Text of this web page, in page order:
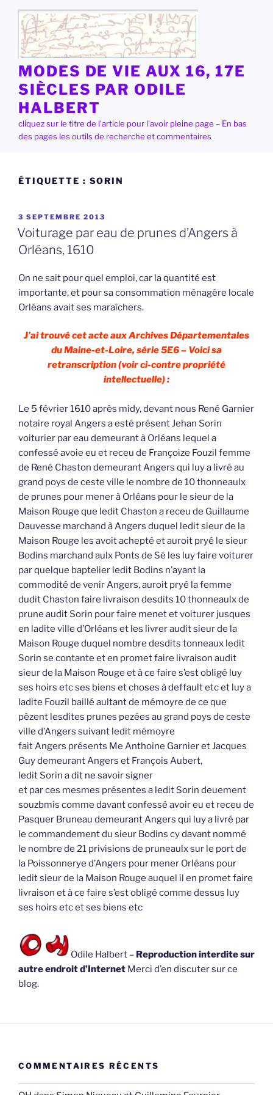
contenu
principal
MODES DE VIE AUX 16, 17E
SIÈCLES PAR ODILE
HALBERT
cliquez sur le titre de l'article pour l'avoir pleine page – En bas
des pages les outils de recherche et commentaires
ÉTIQUETTE : SORIN
PUBLIÉ
LE
3 SEPTEMBRE 2013
Voiturage par eau de prunes d’Angers à
Orléans, 1610
On ne sait pour quel emploi, car la quantité est
importante, et pour sa consommation ménagère locale
Orléans avait ses maraîchers.
J’ai trouvé cet acte aux Archives Départementales
du Maine-et-Loire, série 5E6 – Voici sa
retranscription (voir ci-contre propriété
intellectuelle) :
Le 5 février 1610 après midy, devant nous René Garnier
notaire royal Angers a esté présent Jehan Sorin
voiturier par eau demeurant à Orléans lequel a
confessé avoie eu et receu de Françoize Fouzil femme
de René Chaston demeurant Angers qui luy a livré au
grand poys de ceste ville le nombre de 10 thonneaulx
de prunes pour mener à Orléans pour le sieur de la
Maison Rouge que ledit Chaston a receu de Guillaume
Dauvesse marchand à Angers duquel ledit sieur de la
Maison Rouge les avoit achepté et auroit pryé le sieur
Bodins marchand aulx Ponts de Sé les luy faire voiturer
par quelque baptelier ledit Bodins n’ayant la
commodité de venir Angers, auroit pryé la femme
dudit Chaston faire livraison desdits 10 thonneaulx de
prune audit Sorin pour faire menet et voiturer jusques
en ladite ville d’Orléans et les livrer audit sieur de la
Maison Rouge duquel nombre desdits tonneaux ledit
Sorin se contante et en promet faire livraison audit
sieur de la Maison Rouge et à ce faire s’est obligé luy
ses hoirs etc ses biens et choses à deffault etc et luy a
ladite Fouzil baillé aultant de mémoyre de ce que
pèzent lesdites prunes pezées au grand poys de ceste
ville d’Angers suivant ledit mémoyre
fait Angers présents Me Anthoine Garnier et Jacques
Guy demeurant Angers et François Aubert,
ledit Sorin a dit ne savoir signer
et par ces mesmes présentes a ledit Sorin deuement
souzbmis comme davant confessé avoir eu et receu de
Pasquer Bruneau demeurant Angers qui luy a livré par
le commandement du sieur Bodins cy davant nommé
le nombre de 21 privisions de pruneaulx sur le port de
la Poissonnerye d’Angers pour mener Orléans pour
ledit sieur de la Maison Rouge auquel il en promet faire
livraison et à ce faire s’est obligé comme dessus luy
ses hoirs etc et ses biens etc
Odile Halbert – Reproduction interdite sur
autre endroit d’Internet Merci d’en discuter sur ce
blog.
COMMENTAIRES RÉCENTS